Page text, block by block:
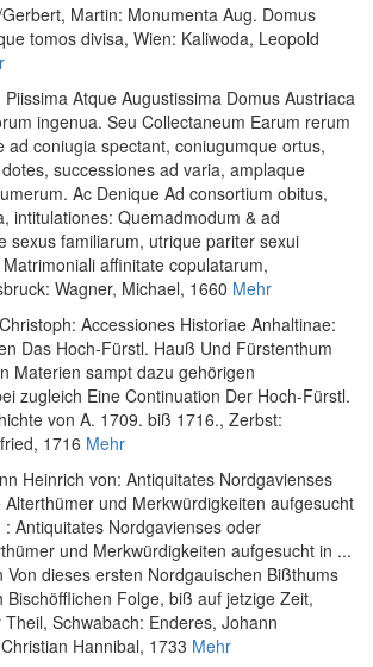
Gerbert, Martin: Monumenta Aug. Domus
tomos divisa, Wien: Kaliwoda, Leopold
Piissima Atque Augustissima Domus Austriaca
ingenua. Seu Collectaneum Earum rerum
ad coniugia spectant, coniugumque ortus,
successiones ad varia, amplaque
Ac Denique Ad consortium obitus,
intitulationes: Quemadmodum & ad
sexus familiarum, utrique pariter sexui
affinitate copulatarum,
Wagner, Michael, 1660 Mehr
: Accessiones Historiae Anhaltinae:
Das Hoch-Fürstl. Hauß Und Fürstenthum
Materien sampt dazu gehörigen
zugleich Eine Continuation Der Hoch-Fürstl.
von A. 1709. biß 1716., Zerbst:
1716 Mehr
Heinrich von: Antiquitates Nordgavienses
und Merkwürdigkeiten aufgesucht
Antiquitates Nordgavienses oder
und Merkwürdigkeiten aufgesucht in ...
Von dieses ersten Nordgauischen Bißthums
Bischöfflichen Folge, biß auf jetzige Zeit,
Theil, Schwabach: Enderes, Johann
Hannibal, 1733 Mehr